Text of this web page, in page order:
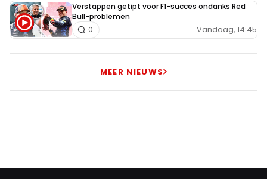
Verstappen getipt voor F1-succes ondanks Red
Bull-problemen
Vandaag, 14:45
0
MEER NIEUWS